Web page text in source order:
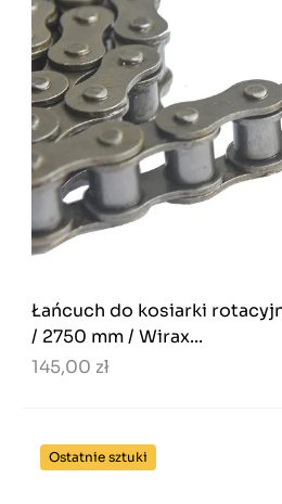
Łańcuch do kosiarki
/ 2750 mm / Wirax...
145,00 zł
Ostatnie sztuki